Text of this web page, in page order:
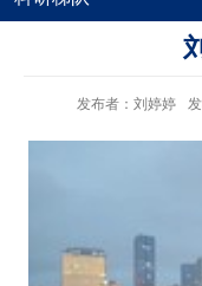
发布者：刘婷婷